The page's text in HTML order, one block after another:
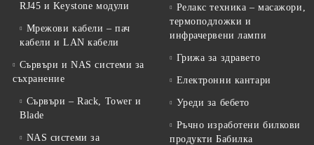
RJ45 и Keystone модули
Мрежови кабели – пач
кабели и LAN кабели
Сървъри и NAS системи за
съхранение
Сървъри – Rack, Tower и
Blade
NAS системи за
Релакс техника – масажори,
термоподложки и
инфрачервени лампи
Грижа за здравето
Електронни кантари
Уреди за бебето
Ръчно изработени билкови
продукти Бабилка